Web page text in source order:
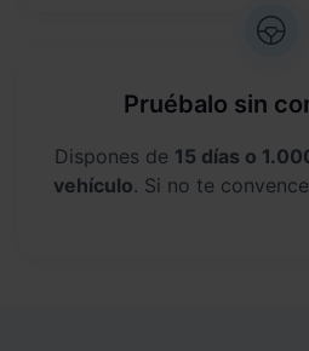
Pruébalo sin
Dispones de 15 días o
vehículo. Si no te